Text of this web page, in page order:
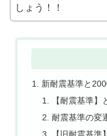
しょう！！
新耐震基準と
【耐震基準】
耐震基準の変
【旧耐震基準